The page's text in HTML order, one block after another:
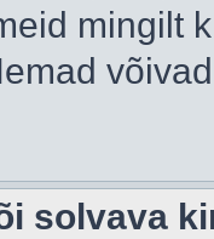
mingilt
solvava